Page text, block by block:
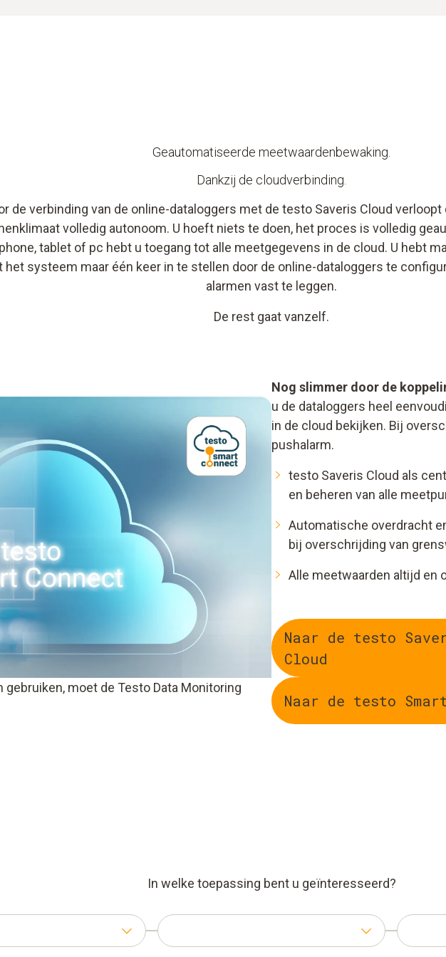
Geautomatiseerde meetwaardenbewaking.
Dankzij de cloudverbinding.
de verbinding van de online-dataloggers met de testo Saveris Cloud
volledig autonoom. U hoeft niets te doen, het proces is volledig
tablet of pc hebt u toegang tot alle meetgegevens in de cloud. U hebt
het systeem maar één keer in te stellen door de online-dataloggers te
alarmen vast te leggen.
De rest gaat vanzelf.
Nog slimmer door de
u de dataloggers heel
in de cloud bekijken. Bij
pushalarm.
testo Saveris Cloud als
en beheren van alle
Automatische overdracht
bij overschrijding van
Alle meetwaarden altijd en
Naar de testo
Cloud
Naar de testo
moet de Testo Data Monitoring
In welke toepassing bent u geïnteresseerd?